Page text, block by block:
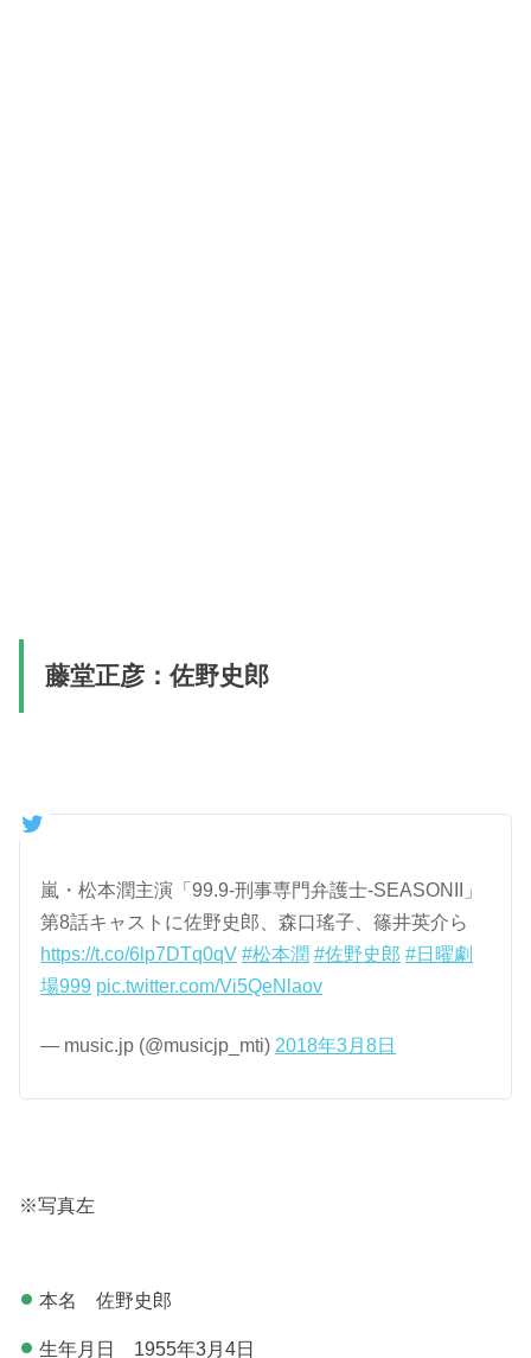
藤堂正彦：佐野史郎
嵐・松本潤主演「99.9-刑事専門弁護士-SEASONII」
第8話キャストに佐野史郎、森口瑤子、篠井英介ら
https://t.co/6lp7DTq0qV #松本潤 #佐野史郎 #日曜劇
場999 pic.twitter.com/Vi5QeNlaov
— music.jp (@musicjp_mti) 2018年3月8日
※写真左
本名 佐野史郎
生年月日 1955年3月4日